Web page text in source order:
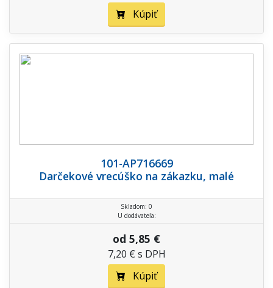
Kúpiť
101-AP716669
Darčekové vrecúško na zákazku, malé
Skladom: 0
U dodávateľa:
od 5,85 €
7,20 € s DPH
Kúpiť